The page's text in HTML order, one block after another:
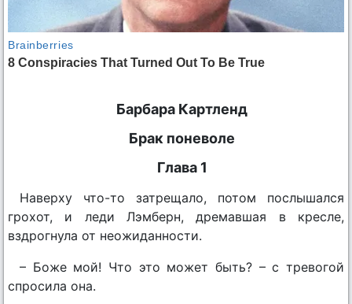
Барбара Картленд
Брак поневоле
Глава 1
Наверху что-то затрещало, потом послышался
грохот, и леди Лэмберн, дремавшая в кресле,
вздрогнула от неожиданности.
– Боже мой! Что это может быть? – с тревогой
спросила она.